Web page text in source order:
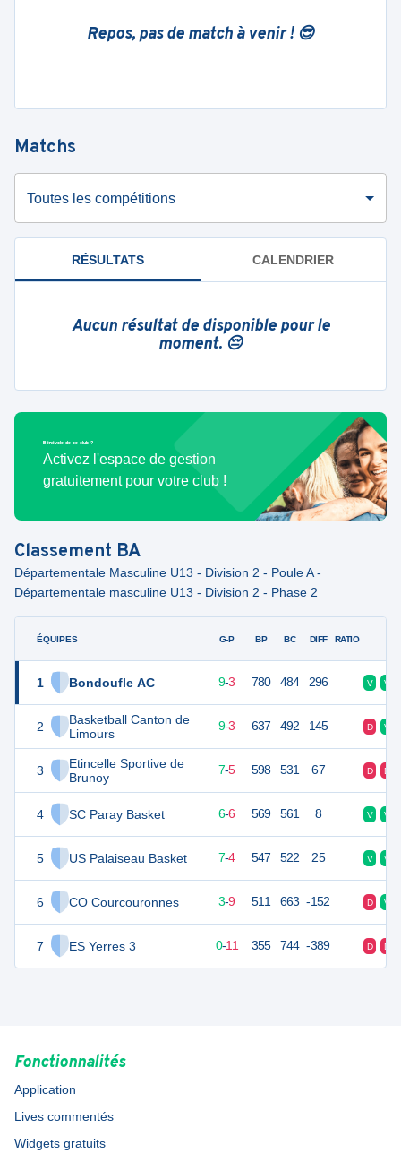
Repos, pas de match à venir ! 😎
Matchs
Toutes les compétitions
RÉSULTATS CALENDRIER
Aucun résultat de disponible pour le
moment. 😔
Bénévole de ce club ?
Activez l'espace de gestion
gratuitement pour votre club !
Classement BA
Départementale Masculine U13 - Division 2 - Poule A -
Départementale masculine U13 - Division 2 - Phase 2
ÉQUIPES
1 Bondoufle AC
2
Basketball Canton de
Limours
3
Etincelle Sportive de
Brunoy
4 SC Paray Basket
5 US Palaiseau Basket
6 CO Courcouronnes
7 ES Yerres 3
G-P BP BC DIFF RATIO
9-3 780 484 296 V V
21 12 9-3 637 492 145 D V
19 7-5 598 531 67 D D
18 6-6 569 561 8 V V
18 11 7-4 547 522 25 V V
15 3-9 511 663 -152 D V
0-11 355 744 -389 D D
Fonctionnalités
Application
Lives commentés
Widgets gratuits